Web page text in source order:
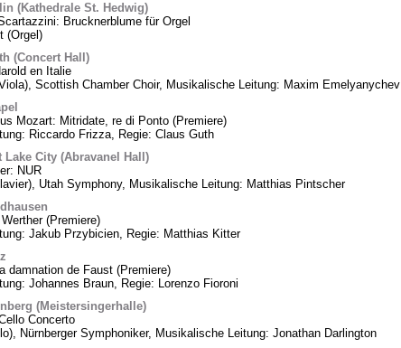
(Kathedrale St. Hedwig)
Brucknerblume für Orgel
(Orgel)
(Concert Hall)
en Italie
Scottish Chamber Choir, Musikalische Leitung: Maxim Emelyanychev
Mozart: Mitridate, re di Ponto (Premiere)
Riccardo Frizza, Regie: Claus Guth
Lake City (Abravanel Hall)
NUR
Utah Symphony, Musikalische Leitung: Matthias Pintscher
(Premiere)
Jakub Przybicien, Regie: Matthias Kitter
damnation de Faust (Premiere)
Johannes Braun, Regie: Lorenzo Fioroni
(Meistersingerhalle)
Concerto
Nürnberger Symphoniker, Musikalische Leitung: Jonathan Darlington